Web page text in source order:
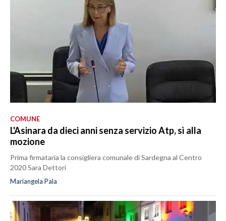
COMUNE
L'Asinara da dieci anni senza servizio Atp, sì alla
mozione
Prima firmataria la consigliera comunale di Sardegna al Centro
2020 Sara Dettori
Mariangela Pala